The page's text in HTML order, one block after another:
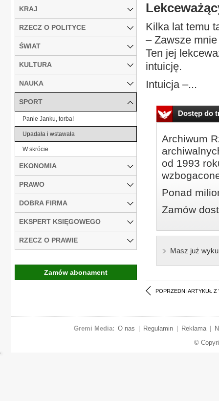
Kilka lat temu
– Zawsze
Ten jej
intuicję.
Intuicja –...
Dostęp do
Archiwum
od 1993
Ponad
Zamów
Masz już
POPRZEDNI ARTYKUŁ Z
KRAJ
RZECZ O POLITYCE
ŚWIAT
KULTURA
NAUKA
SPORT
Panie Janku, torba!
Upadała i wstawała
W skrócie
EKONOMIA
PRAWO
DOBRA FIRMA
EKSPERT KSIĘGOWEGO
RZECZ O PRAWIE
Zamów abonament
Gremi Media: O nas Regulamin Reklama
©